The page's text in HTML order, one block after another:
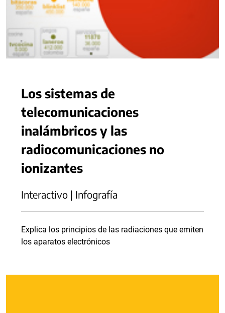
Los sistemas de
telecomunicaciones
inalámbricos y las
radiocomunicaciones no
ionizantes
Interactivo | Infografía
Explica los principios de las radiaciones que emiten
los aparatos electrónicos